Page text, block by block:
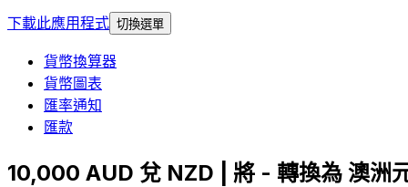
下載此應用程式 切換選單
貨幣換算器
貨幣圖表
匯率通知
匯款
10,000 AUD 兌 NZD | 將 - 轉換為 澳洲